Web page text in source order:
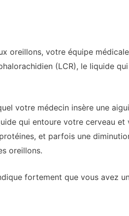
oreillons, votre équipe
(LCR), le liquide
votre médecin insère une
qui entoure votre cerveau et
et parfois une
oreillons.
fortement que vous avez